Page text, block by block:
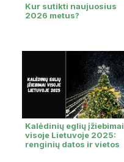
Kur sutikti naujuosius
2026 metus?
Kalėdinių eglių įžiebimai
visoje Lietuvoje 2025:
renginių datos ir vietos